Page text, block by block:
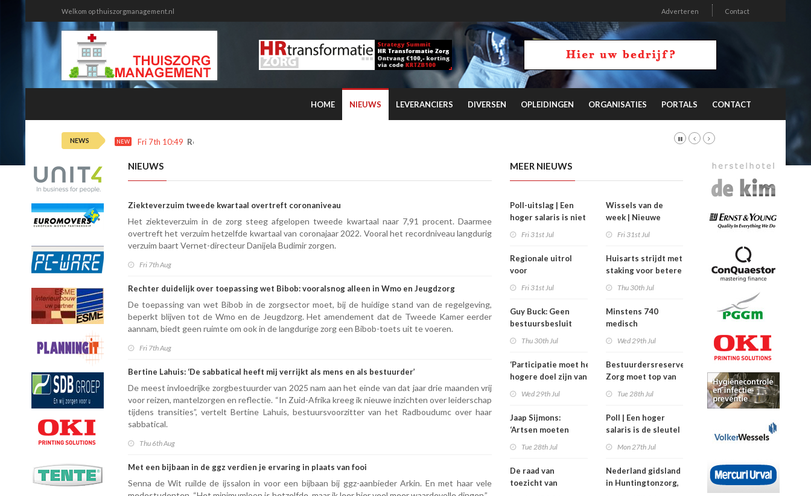
Welkom op thuiszorgmanagement.nl Adverteren Contact
HOME NIEUWS LEVERANCIERS DIVERSEN OPLEIDINGEN ORGANISATIES PORTALS CONTACT
NEWS NEW Fri 7th 10:49 Rechter duidelijk over toepassing wet Bibob: vooralsnog alleen in Wmo en Jeugdzorg
NIEUWS
Ziekteverzuim tweede kwartaal overtreft coronaniveau
Het ziekteverzuim in de zorg steeg afgelopen tweede kwartaal naar 7,91 procent. Daarmee
overtreft het verzuim hetzelfde kwartaal van coronajaar 2022. Vooral het recordniveau langdurig
verzuim baart Vernet-directeur Danijela Budimir zorgen.
Fri 7th Aug
Rechter duidelijk over toepassing wet Bibob: vooralsnog alleen in Wmo en Jeugdzorg
De toepassing van wet Bibob in de zorgsector moet, bij de huidige stand van de regelgeving,
beperkt blijven tot de Wmo en de Jeugdzorg. Het amendement dat de Tweede Kamer eerder
aannam, biedt geen ruimte om ook in de langdurige zorg een Bibob-toets uit te voeren.
Fri 7th Aug
Bertine Lahuis: ‘De sabbatical heeft mij verrijkt als mens en als bestuurder’
De meest invloedrijke zorgbestuurder van 2025 nam aan het einde van dat jaar drie maanden vrij
voor reizen, mantelzorgen en reflectie. “In Zuid-Afrika kreeg ik nieuwe inzichten over leiderschap
tijdens transities”, vertelt Bertine Lahuis, bestuursvoorzitter van het Radboudumc over haar
sabbatical.
Thu 6th Aug
Met een bijbaan in de ggz verdien je ervaring in plaats van fooi
Senna de Wit ruilde de ijssalon in voor een bijbaan bij ggz-aanbieder Arkin. En met haar vele
MEER NIEUWS
Poll-uitslag | Een
hoger salaris is niet
Fri 31st Jul
Regionale uitrol
voor
verpleeghuisopname
uitstelt
Fri 31st Jul
Guy Buck: Geen
bestuursbesluit
hebben meegepraat
Thu 30th Jul
‘Participatie moet het
hogere doel zijn van
Wed 29th Jul
Jaap Sijmons:
‘Artsen moeten
Tue 28th Jul
De raad van
toezicht van
Wissels van de
week | Nieuwe
en SBOS
Fri 31st Jul
Huisarts strijdt met
staking voor betere
Thu 30th Jul
Minstens 740
medisch
dan de
balkenendenorm in
2024
Wed 29th Jul
Bestuurdersreserve
Zorg moet top van
Tue 28th Jul
Poll | Een hoger
salaris is de sleutel
zorg
Mon 27th Jul
Nederland gidsland
in Huntingtonzorg,